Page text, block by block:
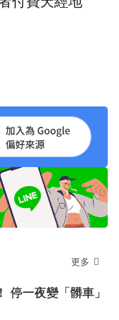
更多
停一夜變「髒車」